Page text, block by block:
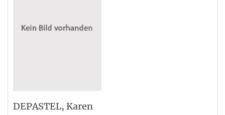
DEPASTEL, Karen